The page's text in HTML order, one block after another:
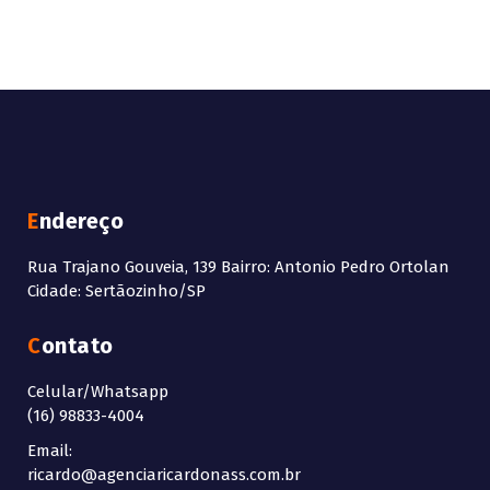
Endereço
Rua Trajano Gouveia, 139 Bairro: Antonio Pedro Ortolan
Cidade: Sertãozinho/SP
Contato
Celular/Whatsapp
(16) 98833-4004
Email:
ricardo@agenciaricardonass.com.br